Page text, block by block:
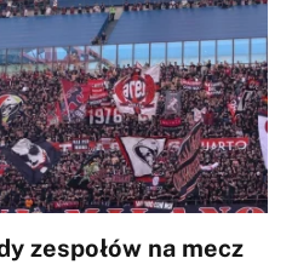
zespołów na mecz